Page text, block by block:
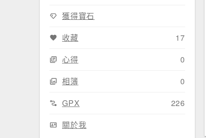
獲得寶石
收藏
17
心得
0
相簿
0
GPX
226
關於我